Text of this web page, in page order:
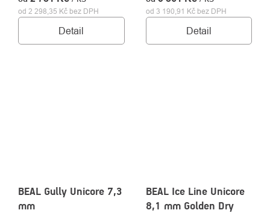
od 2 298,35 Kč bez DPH
Detail
od 3 190,91 Kč bez DPH
Detail
BEAL Gully Unicore 7,3
mm
BEAL Ice Line Unicore
8,1 mm Golden Dry